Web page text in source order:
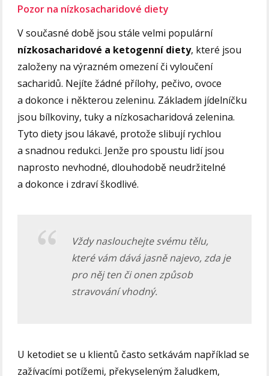
Pozor na nízkosacharidové diety
V současné době jsou stále velmi populární
nízkosacharidové a ketogenní diety, které jsou
založeny na výrazném omezení či vyloučení
sacharidů. Nejíte žádné přílohy, pečivo, ovoce
a dokonce i některou zeleninu. Základem jídelníčku
jsou bílkoviny, tuky a nízkosacharidová zelenina.
Tyto diety jsou lákavé, protože slibují rychlou
a snadnou redukci. Jenže pro spoustu lidí jsou
naprosto nevhodné, dlouhodobě neudržitelné
a dokonce i zdraví škodlivé.
Vždy naslouchejte svému tělu,
které vám dává jasně najevo, zda je
pro něj ten či onen způsob
stravování vhodný.
U ketodiet se u klientů často setkávám například se
zažívacími potížemi, překyseleným žaludkem,